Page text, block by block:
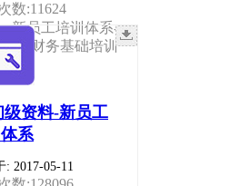
数:11624
新员工培训体系-
资料-财务基础培训
级资料-新员工
系
: 2017-05-11